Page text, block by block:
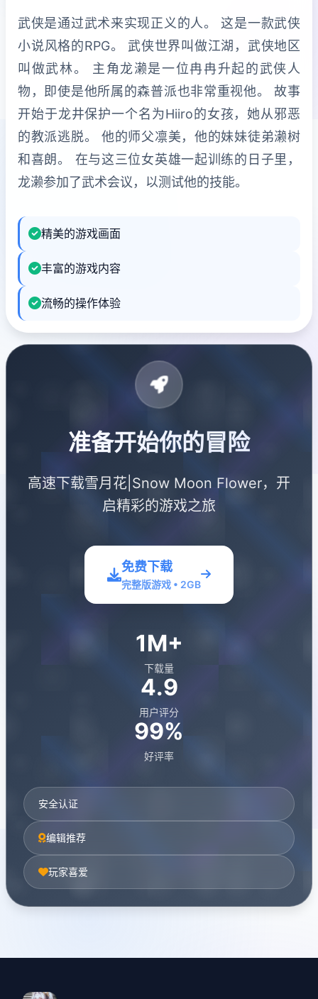
武侠是通过武术来实现正义的人。 这是一款武侠
小说风格的RPG。 武侠世界叫做江湖，武侠地区
叫做武林。 主角龙濑是一位冉冉升起的武侠人
物，即使是他所属的森普派也非常重视他。 故事
开始于龙井保护一个名为Hiiro的女孩，她从邪恶
的教派逃脱。 他的师父凛美，他的妹妹徒弟濑树
和喜朗。 在与这三位女英雄一起训练的日子里，
龙濑参加了武术会议，以测试他的技能。
精美的游戏画面
丰富的游戏内容
流畅的操作体验
准备开始你的冒险
高速下载雪月花|Snow Moon Flower，开
启精彩的游戏之旅
免费下载
完整版游戏 • 2GB
1M+
下载量
4.9
用户评分
99%
好评率
安全认证
编辑推荐
玩家喜爱